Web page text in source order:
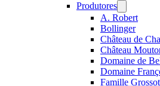
Produtores
menu
A. Robert
Bollinger
Château de
Château
Domaine de
Domaine
Famille Grossot